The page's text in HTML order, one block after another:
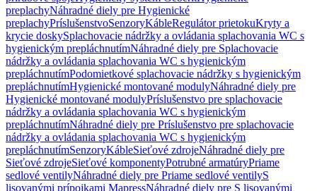
preplachyNáhradné diely pre Hygienické
preplachyPríslušenstvoSenzoryKábleRegulátor prietokuKryty a
krycie doskySplachovacie nádržky a ovládania splachovania WC s
hygienickým prepláchnutímNáhradné diely pre Splachovacie
nádržky a ovládania splachovania WC s hygienickým
prepláchnutímPodomietkové splachovacie nádržky s hygienickým
prepláchnutímHygienické montované modulyNáhradné diely pre
Hygienické montované modulyPríslušenstvo pre splachovacie
nádržky a ovládania splachovania WC s hygienickým
prepláchnutímNáhradné diely pre Príslušenstvo pre splachovacie
nádržky a ovládania splachovania WC s hygienickým
prepláchnutímSenzoryKábleSieťové zdrojeNáhradné diely pre
Sieťové zdrojeSieťové komponentyPotrubné armatúryPriame
sedlové ventilyNáhradné diely pre Priame sedlové ventilyS
lisovanými prípojkami MapressNáhradné diely pre S lisovanými